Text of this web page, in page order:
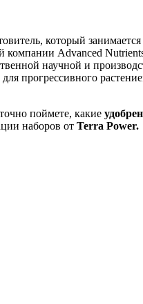
который
компании Advanced
научной и
для прогрессивного
поймете, какие
наборов от Terra Power.